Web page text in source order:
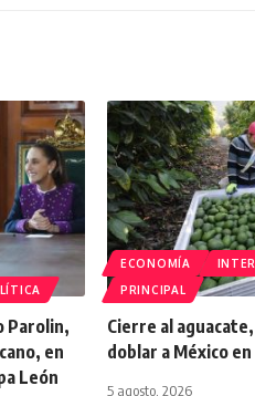
Parolin,
en
León
ECONOMÍA
PRINCIPAL
Cierre al
doblar a México
5 agosto, 2026